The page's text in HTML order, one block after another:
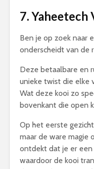
7. Yaheetech
Ben je op zoek naar
onderscheidt van de
Deze betaalbare en
unieke twist die elke
Wat deze kooi zo
bovenkant die open
Op het eerste
maar de ware magie
ontdekt dat je er
waardoor de kooi